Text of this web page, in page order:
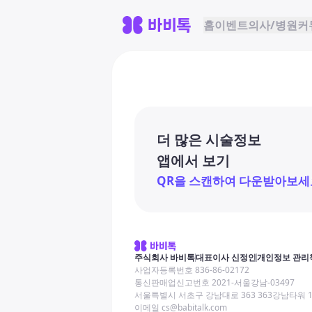
홈이벤트의사/병원커
더 많은 시술정보
앱에서 보기
QR을 스캔하여 다운받아보세
주식회사 바비톡대표이사 신정인개인정보 관리
사업자등록번호 836-86-02172
통신판매업신고번호 2021-서울강남-03497
서울특별시 서초구 강남대로 363 363강남타워
이메일 cs@babitalk.com